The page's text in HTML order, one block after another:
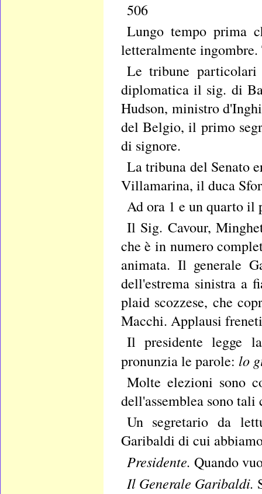
506
Lungo tempo prima
letteralmente
Le tribune particolari
diplomatica il sig. di
Hudson, ministro
del Belgio, il primo
di signore.
La tribuna del Senato
Villamarina, il duca
Ad ora 1 e un quarto il
Il Sig. Cavour,
che è in numero
animata. Il generale
dell'estrema sinistra a
plaid scozzese, che
Macchi. Applausi
Il presidente legge
pronunzia le parole: lo
Molte elezioni sono
dell'assemblea sono tali
Un segretario da
Garibaldi di cui
Presidente. Quando
Il Generale Garibaldi.